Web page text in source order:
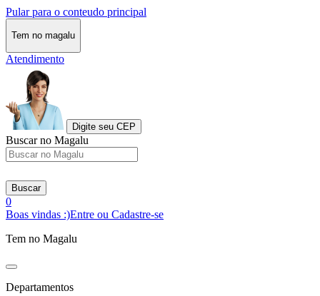
Pular para o conteudo principal
Tem no magalu
Atendimento
Digite seu CEP
Buscar no Magalu
Buscar
0
Boas vindas :)Entre ou Cadastre-se
Tem no Magalu
Departamentos